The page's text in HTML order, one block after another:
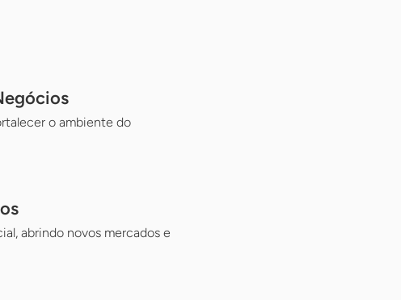
o ambiente do
abrindo novos mercados e